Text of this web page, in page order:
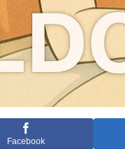
Facebook